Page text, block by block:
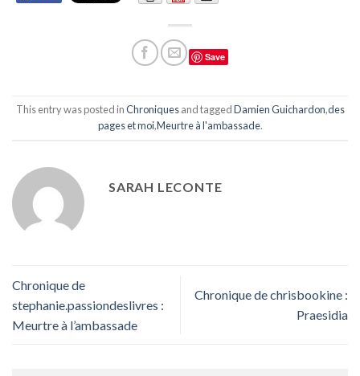
Save
This entry was posted inChroniquesand taggedDamien Guichardon,des
pages et moi,Meurtre à l'ambassade.
SARAH LECONTE
Chronique de
stephanie.passiondeslivres :
Meurtre à l’ambassade
Chronique de chrisbookine :
Praesidia